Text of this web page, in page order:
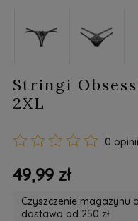
Stringi
2XL
0 opinii
49,99 zł
Czyszczenie magazynu
dostawa od 250 zł